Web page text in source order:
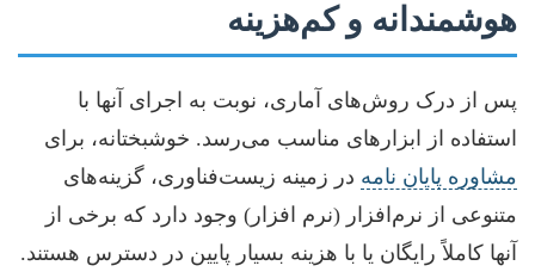
هوشمندانه و کم‌هزینه
پس از درک روش‌های آماری، نوبت به اجرای آنها با
استفاده از ابزارهای مناسب می‌رسد. خوشبختانه، برای
مشاوره پایان نامه در زمینه زیست‌فناوری، گزینه‌های
متنوعی از نرم‌افزار (نرم افزار) وجود دارد که برخی از
آنها کاملاً رایگان یا با هزینه بسیار پایین در دسترس هستند.